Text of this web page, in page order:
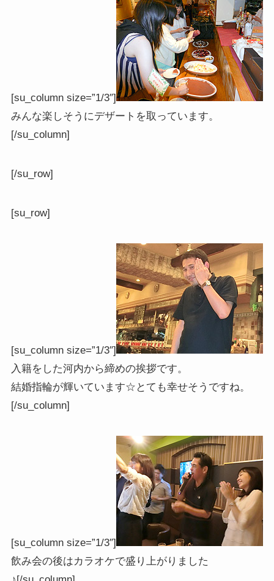
[su_column size=”1/3″]
みんな楽しそうにデザートを取っています。
[/su_column]
[/su_row]
[su_row]
[su_column size=”1/3″]
入籍をした河内から締めの挨拶です。
結婚指輪が輝いています☆とても幸せそうですね。
[/su_column]
[su_column size=”1/3″]
飲み会の後はカラオケで盛り上がりました